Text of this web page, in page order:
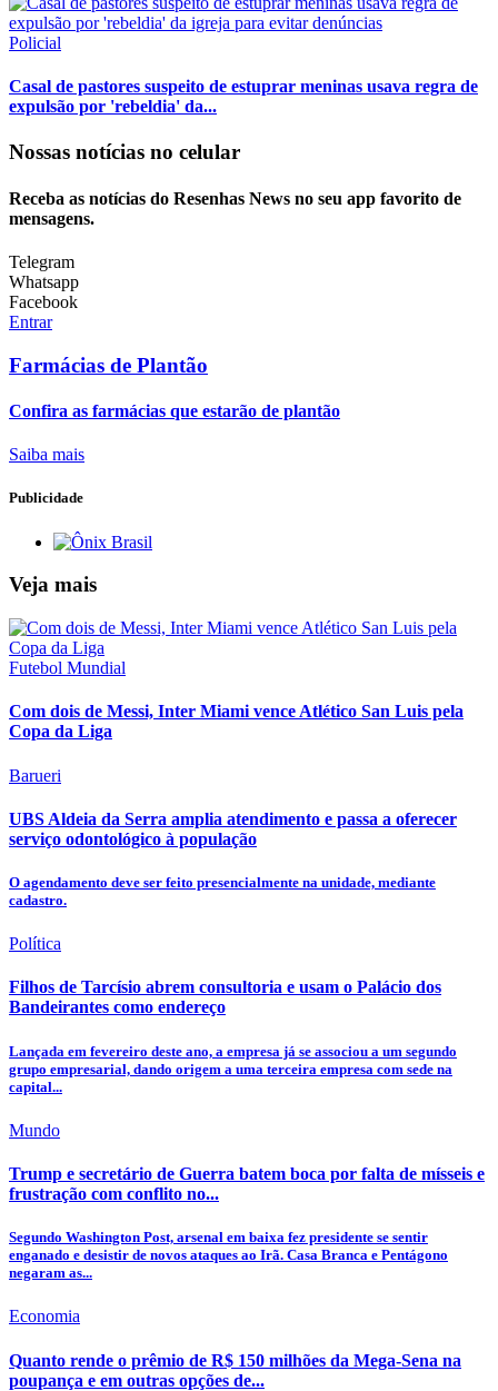
Policial
Casal de pastores suspeito de estuprar meninas usava regra de
expulsão por 'rebeldia' da...
Nossas notícias no celular
Receba as notícias do Resenhas News no seu app favorito de
mensagens.
Telegram
Whatsapp
Facebook
Entrar
Farmácias de Plantão
Confira as farmácias que estarão de plantão
Saiba mais
Publicidade
Veja mais
Futebol Mundial
Com dois de Messi, Inter Miami vence Atlético San Luis pela
Copa da Liga
Barueri
UBS Aldeia da Serra amplia atendimento e passa a oferecer
serviço odontológico à população
O agendamento deve ser feito presencialmente na unidade, mediante
cadastro.
Política
Filhos de Tarcísio abrem consultoria e usam o Palácio dos
Bandeirantes como endereço
Lançada em fevereiro deste ano, a empresa já se associou a um segundo
grupo empresarial, dando origem a uma terceira empresa com sede na
capital...
Mundo
Trump e secretário de Guerra batem boca por falta de mísseis e
frustração com conflito no...
Segundo Washington Post, arsenal em baixa fez presidente se sentir
enganado e desistir de novos ataques ao Irã. Casa Branca e Pentágono
negaram as...
Economia
Quanto rende o prêmio de R$ 150 milhões da Mega-Sena na
poupança e em outras opções de...